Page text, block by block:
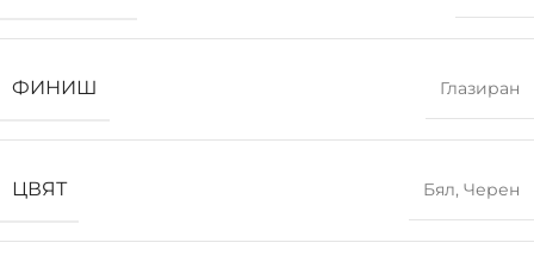
ФИНИШ Глазиран
ЦВЯТ Бял, Черен